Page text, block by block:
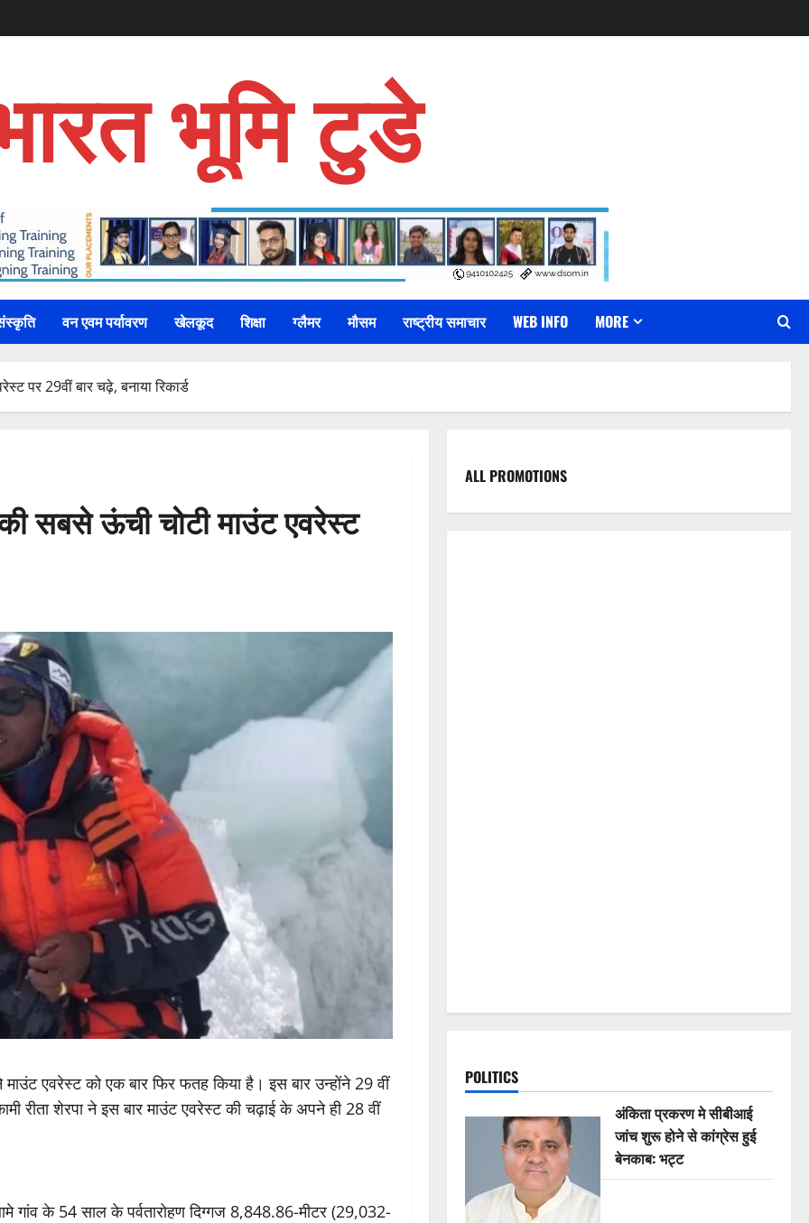
भूमि टुडे
वन एवम पर्यावरण खेलकूद शिक्षा ग्लैमर मौसम राष्ट्रीय समाचार WEB INFO MORE
पर 29वीं बार चढ़े, बनाया रिकार्ड
सबसे ऊंची चोटी माउंट एवरेस्ट
ने माउंट एवरेस्ट को एक बार फिर फतह किया है। इस बार उन्होंने 29 वीं
रीता शेरपा ने इस बार माउंट एवरेस्ट की चढ़ाई के अपने ही 28 वीं
गांव के 54 साल के पर्वतारोहण दिग्गज 8,848.86-मीटर (29,032-
ALL PROMOTIONS
POLITICS
अंकिता प्रकरण मे सीबीआई
जांच शुरू होने से कांग्रेस हुई
बेनकाब: भट्ट